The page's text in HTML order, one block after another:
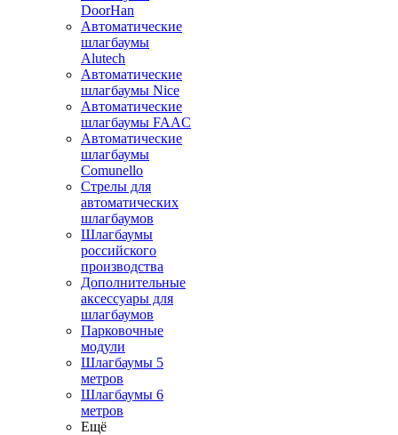
DoorHan
Автоматические
шлагбаумы
Alutech
Автоматические
шлагбаумы Nice
Автоматические
шлагбаумы FAAC
Автоматические
шлагбаумы
Comunello
Стрелы для
автоматических
шлагбаумов
Шлагбаумы
российского
производства
Дополнительные
аксессуары для
шлагбаумов
Парковочные
модули
Шлагбаумы 5
метров
Шлагбаумы 6
метров
Ещё